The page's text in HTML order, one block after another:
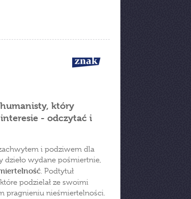
który
- odczytać i
i podziwem dla
dzieło wydane pośmiertnie,
. Podtytuł
podzielał ze swoimi
pragnieniu nieśmiertelności.